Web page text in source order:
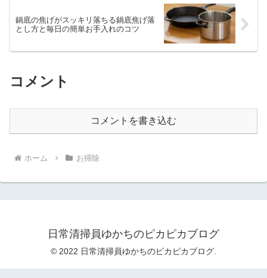
鍋底の焦げがスッキリ落ちる鍋底焦げ落
とし方と毎日の簡単お手入れのコツ
コメント
コメントを書き込む
ホーム お掃除
日常清掃員ゆかちのピカピカブログ
© 2022 日常清掃員ゆかちのピカピカブログ.